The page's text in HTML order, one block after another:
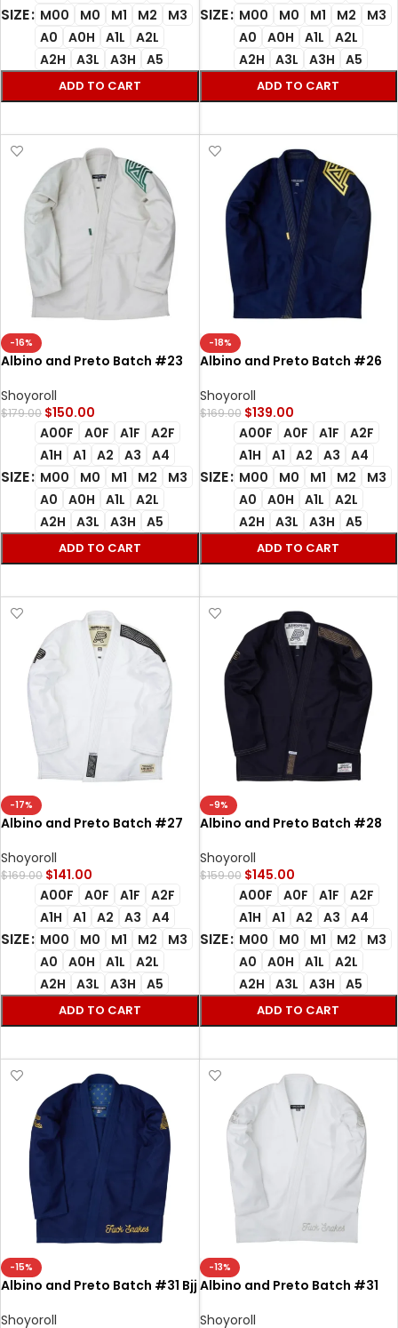
SIZE
M00
M0 M1 M2
M3
A0
A0H A1L
A2L
A2H
A3L A3H A5
ADD TO CART
SIZE
M00
M0 M1 M2
M3
A0
A0H A1L
A2L
A2H
A3L A3H A5
ADD TO CART
-16%
Albino and Preto Batch #23
Shoyoroll
$179.00 $150.00
SIZE
A00F A0F A1F
A2F
A1H
A1 A2 A3
A4
M00
M0 M1 M2
M3
A0
A0H A1L
A2L
A2H
A3L A3H A5
ADD TO CART
-18%
Albino and Preto Batch #26
Strike Navy lightweight
Brazilian Jiu-Jitsu gi
Shoyoroll
$169.00 $139.00
SIZE
A00F A0F A1F
A2F
A1H
A1 A2 A3
A4
M00
M0 M1 M2
M3
A0
A0H A1L
A2L
A2H
A3L A3H A5
ADD TO CART
-17%
Albino and Preto Batch #27
Shoyoroll
$169.00 $141.00
SIZE
A00F A0F A1F
A2F
A1H
A1 A2 A3
A4
M00
M0 M1 M2
M3
A0
A0H A1L
A2L
A2H
A3L A3H A5
ADD TO CART
-9%
Albino and Preto Batch #28
Shoyoroll
$159.00 $145.00
SIZE
A00F A0F A1F
A2F
A1H
A1 A2 A3
A4
M00
M0 M1 M2
M3
A0
A0H A1L
A2L
A2H
A3L A3H A5
ADD TO CART
-15%
Albino and Preto Batch #31 Bjj
Shoyoroll
-13%
Albino and Preto Batch #31
lightweight Brazilian Jiu-Jitsu
Shoyoroll